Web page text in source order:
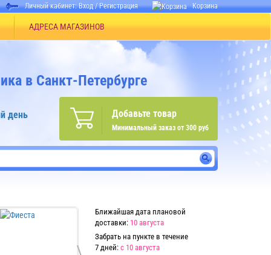
Личный кабинет:Вход/Регистрация Корзина
АДРЕСА МАГАЗИНОВ
в Санкт-Петербурге
Добавьте товар
Минимальный заказ от 300 руб
день
Ближайшая дата плановой
доставки: 10 августа
Забрать на пункте в течение
7 дней: с 10 августа